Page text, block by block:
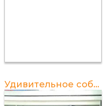
Удивительное событие: Петух закукарекал за место авроры